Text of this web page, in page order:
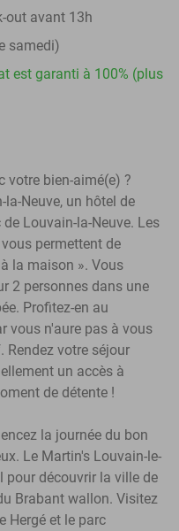
out avant 13h
samedi)
est garanti à 100% (plus
votre bien-aimé(e) ?
Neuve, un hôtel de
Louvain-la-Neuve. Les
permettent de
la maison ». Vous
2 personnes dans une
Profitez-en au
vous n'aure pas à vous
Rendez votre séjour
un accès à
de détente !
la journée du bon
Le Martin's Louvain-le-
pour découvrir la ville de
Brabant wallon. Visitez
Hergé et le parc